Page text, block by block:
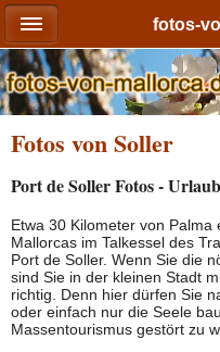
fotos-
Fotos von Soller
Port de Soller Fotos -
Etwa 30 Kilometer von
Mallorcas im Talkessel des
Port de Soller. Wenn Sie die
sind Sie in der kleinen Stadt
richtig. Denn hier dürfen Sie
oder einfach nur die Seele
Massentourismus gestört zu